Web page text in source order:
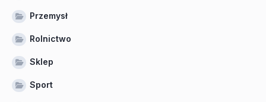
Przemysł
Rolnictwo
Sklep
Sport